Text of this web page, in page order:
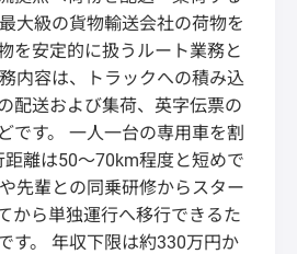
大級の貨物輸送会社の荷物を
を安定的に扱うルート業務と
内容は、トラックへの積み込
配送および集荷、英字伝票の
です。 一人一台の専用車を割
距離は50〜70km程度と短めで
先輩との同乗研修からスター
から単独運行へ移行できるた
す。 年収下限は約330万円か